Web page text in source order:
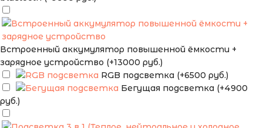
Встроенный аккумулятор повышенной ёмкости +
зарядное устройство (+13000 руб.)
RGB подсветка (+6500 руб.)
Бегущая подсветка (+4900
руб.)